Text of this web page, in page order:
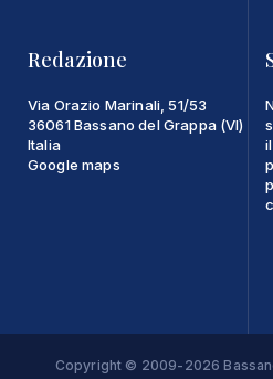
Redazione
Via Orazio Marinali, 51/53
36061 Bassano del Grappa (VI)
Italia
Google maps
Copyright © 2009-2026